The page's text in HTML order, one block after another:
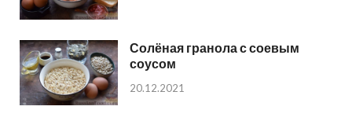
Солёная гранола с соевым
соусом
20.12.2021